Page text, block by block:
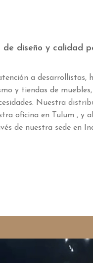
de diseño y calidad
a desarrollistas,
y tiendas de
Nuestra
oficina en Tulum , y
de nuestra sede en